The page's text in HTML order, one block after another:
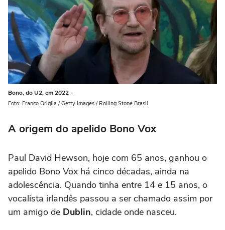
Bono, do U2, em 2022 -
Foto: Franco Origlia / Getty Images / Rolling Stone Brasil
A origem do apelido Bono Vox
Paul David Hewson, hoje com 65 anos, ganhou o
apelido Bono Vox há cinco décadas, ainda na
adolescência. Quando tinha entre 14 e 15 anos, o
vocalista irlandês passou a ser chamado assim por
um amigo de Dublin, cidade onde nasceu.